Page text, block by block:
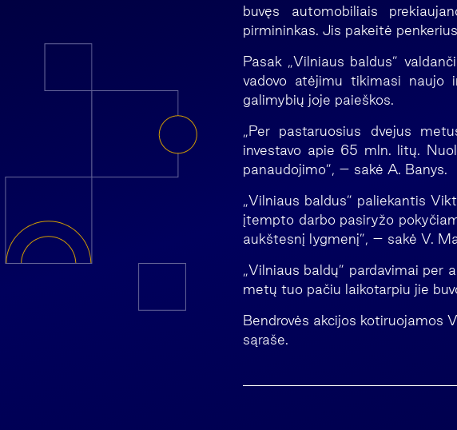
buvęs automobiliais
pirmininkas. Jis pakeitė
Pasak „Vilniaus baldus”
vadovo atėjimu tikimasi naujo
galimybių joje paieškos.
„Per pastaruosius dvejus
investavo apie 65 mln. litų.
panaudojimo”, – sakė A. Banys.
„Vilniaus baldus” paliekantis
įtempto darbo pasiryžo
aukštesnį lygmenį”, – sakė V.
„Vilniaus baldų” pardavimai per
metų tuo pačiu laikotarpiu jie
Bendrovės akcijos kotiruojamos
sąraše.